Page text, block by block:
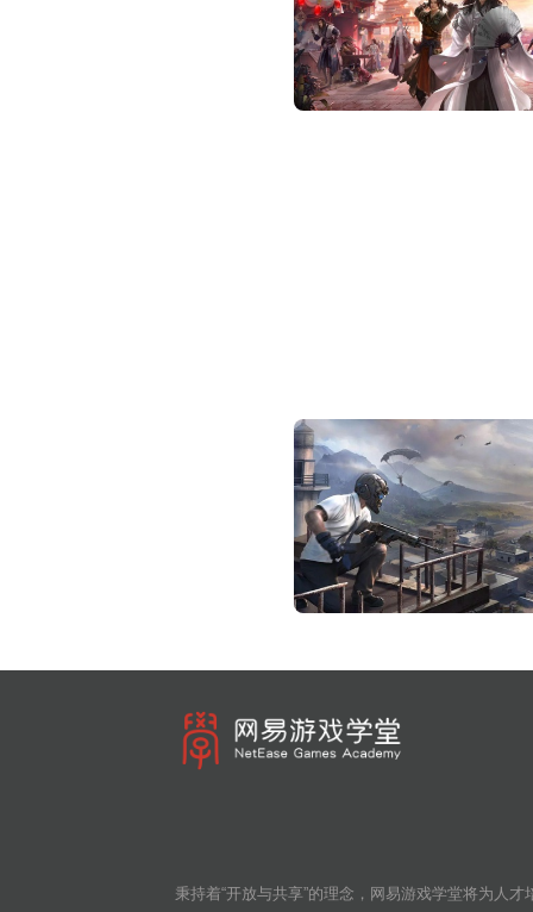
秉持着“开放与共享”的理念，网易游戏学堂将为人